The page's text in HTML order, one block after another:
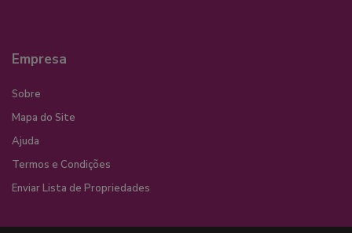
Empresa
Sobre
Mapa do Site
Ajuda
Termos e Condições
Enviar Lista de Propriedades